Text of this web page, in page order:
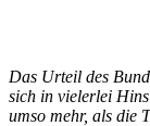
Das Urteil des
sich in vielerlei
umso mehr, als die